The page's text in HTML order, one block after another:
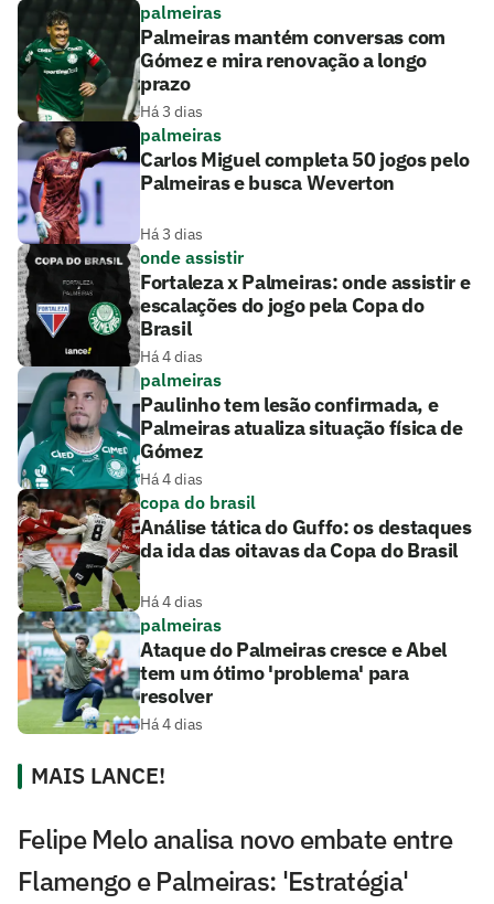
palmeiras
Palmeiras mantém conversas com
Gómez e mira renovação a longo
prazo
Há 3 dias
palmeiras
Carlos Miguel completa 50 jogos pelo
Palmeiras e busca Weverton
Há 3 dias
onde assistir
Fortaleza x Palmeiras: onde assistir e
escalações do jogo pela Copa do
Brasil
Há 4 dias
palmeiras
Paulinho tem lesão confirmada, e
Palmeiras atualiza situação física de
Gómez
Há 4 dias
copa do brasil
Análise tática do Guffo: os destaques
da ida das oitavas da Copa do Brasil
Há 4 dias
palmeiras
Ataque do Palmeiras cresce e Abel
tem um ótimo 'problema' para
resolver
Há 4 dias
MAIS LANCE!
Felipe Melo analisa novo embate entre
Flamengo e Palmeiras: 'Estratégia'